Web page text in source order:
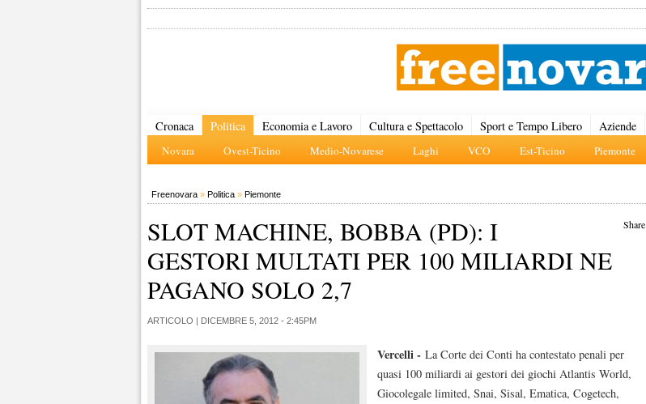
Cronaca Politica
Novara Ovest-Ticino Medio-Novarese Laghi VCO Est-Ticino Piemonte
Economia e Lavoro Cultura e Spettacolo Sport e Tempo Libero Aziende
Freenovara » Politica » Piemonte
Share
SLOT MACHINE, BOBBA (PD): I
GESTORI MULTATI PER 100 MILIARDI NE
PAGANO SOLO 2,7
ARTICOLO | DICEMBRE 5, 2012 - 2:45PM
Vercelli - La Corte dei Conti ha contestato penali per
quasi 100 miliardi ai gestori dei giochi Atlantis World,
Giocolegale limited, Snai, Sisal, Ematica, Cogetech,